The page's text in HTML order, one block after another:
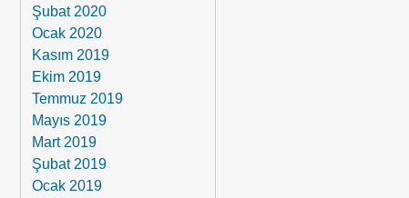
Şubat 2020
Ocak 2020
Kasım 2019
Ekim 2019
Temmuz 2019
Mayıs 2019
Mart 2019
Şubat 2019
Ocak 2019